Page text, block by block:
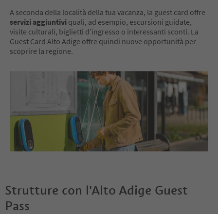
A seconda della località della tua vacanza, la guest card offre
servizi aggiuntivi quali, ad esempio, escursioni guidate,
visite culturali, biglietti d’ingresso o interessanti sconti. La
Guest Card Alto Adige offre quindi nuove opportunità per
scoprire la regione.
Strutture con l'Alto Adige Guest
Pass